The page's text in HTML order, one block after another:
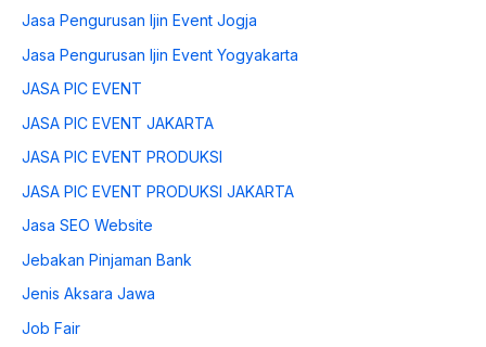
Jasa Pengurusan Ijin Event Jogja
Jasa Pengurusan Ijin Event Yogyakarta
JASA PIC EVENT
JASA PIC EVENT JAKARTA
JASA PIC EVENT PRODUKSI
JASA PIC EVENT PRODUKSI JAKARTA
Jasa SEO Website
Jebakan Pinjaman Bank
Jenis Aksara Jawa
Job Fair